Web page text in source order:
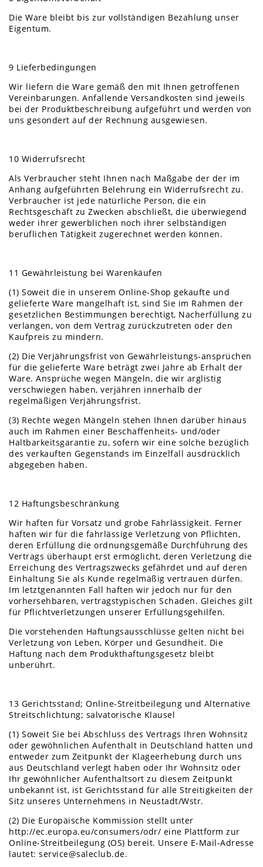
Die Ware bleibt bis zur vollständigen Bezahlung unser
Eigentum.
9 Lieferbedingungen
Wir liefern die Ware gemäß den mit Ihnen getroffenen
Vereinbarungen. Anfallende Versandkosten sind jeweils
bei der Produktbeschreibung aufgeführt und werden von
uns gesondert auf der Rechnung ausgewiesen.
10 Widerrufsrecht
Als Verbraucher steht Ihnen nach Maßgabe der der im
Anhang aufgeführten Belehrung ein Widerrufsrecht zu.
Verbraucher ist jede natürliche Person, die ein
Rechtsgeschäft zu Zwecken abschließt, die überwiegend
weder ihrer gewerblichen noch ihrer selbständigen
beruflichen Tätigkeit zugerechnet werden können.
11 Gewährleistung bei Warenkäufen
(1) Soweit die in unserem Online-Shop gekaufte und
gelieferte Ware mangelhaft ist, sind Sie im Rahmen der
gesetzlichen Bestimmungen berechtigt, Nacherfüllung zu
verlangen, von dem Vertrag zurückzutreten oder den
Kaufpreis zu mindern.
(2) Die Verjährungsfrist von Gewährleistungs-ansprüchen
für die gelieferte Ware beträgt zwei Jahre ab Erhalt der
Ware. Ansprüche wegen Mängeln, die wir arglistig
verschwiegen haben, verjähren innerhalb der
regelmäßigen Verjährungsfrist.
(3) Rechte wegen Mängeln stehen Ihnen darüber hinaus
auch im Rahmen einer Beschaffenheits- und/oder
Haltbarkeitsgarantie zu, sofern wir eine solche bezüglich
des verkauften Gegenstands im Einzelfall ausdrücklich
abgegeben haben.
12 Haftungsbeschränkung
Wir haften für Vorsatz und grobe Fahrlässigkeit. Ferner
haften wir für die fahrlässige Verletzung von Pflichten,
deren Erfüllung die ordnungsgemäße Durchführung des
Vertrags überhaupt erst ermöglicht, deren Verletzung die
Erreichung des Vertragszwecks gefährdet und auf deren
Einhaltung Sie als Kunde regelmäßig vertrauen dürfen.
Im letztgenannten Fall haften wir jedoch nur für den
vorhersehbaren, vertragstypischen Schaden. Gleiches gilt
für Pflichtverletzungen unserer Erfüllungsgehilfen.
Die vorstehenden Haftungsausschlüsse gelten nicht bei
Verletzung von Leben, Körper und Gesundheit. Die
Haftung nach dem Produkthaftungsgesetz bleibt
unberührt.
13 Gerichtsstand; Online-Streitbeilegung und Alternative
Streitschlichtung; salvatorische Klausel
(1) Soweit Sie bei Abschluss des Vertrags Ihren Wohnsitz
oder gewöhnlichen Aufenthalt in Deutschland hatten und
entweder zum Zeitpunkt der Klageerhebung durch uns
aus Deutschland verlegt haben oder Ihr Wohnsitz oder
Ihr gewöhnlicher Aufenthaltsort zu diesem Zeitpunkt
unbekannt ist, ist Gerichtsstand für alle Streitigkeiten der
Sitz unseres Unternehmens in Neustadt/Wstr.
(2) Die Europäische Kommission stellt unter
http://ec.europa.eu/consumers/odr/ eine Plattform zur
Online-Streitbeilegung (OS) bereit. Unsere E-Mail-Adresse
lautet: service@saleclub.de.